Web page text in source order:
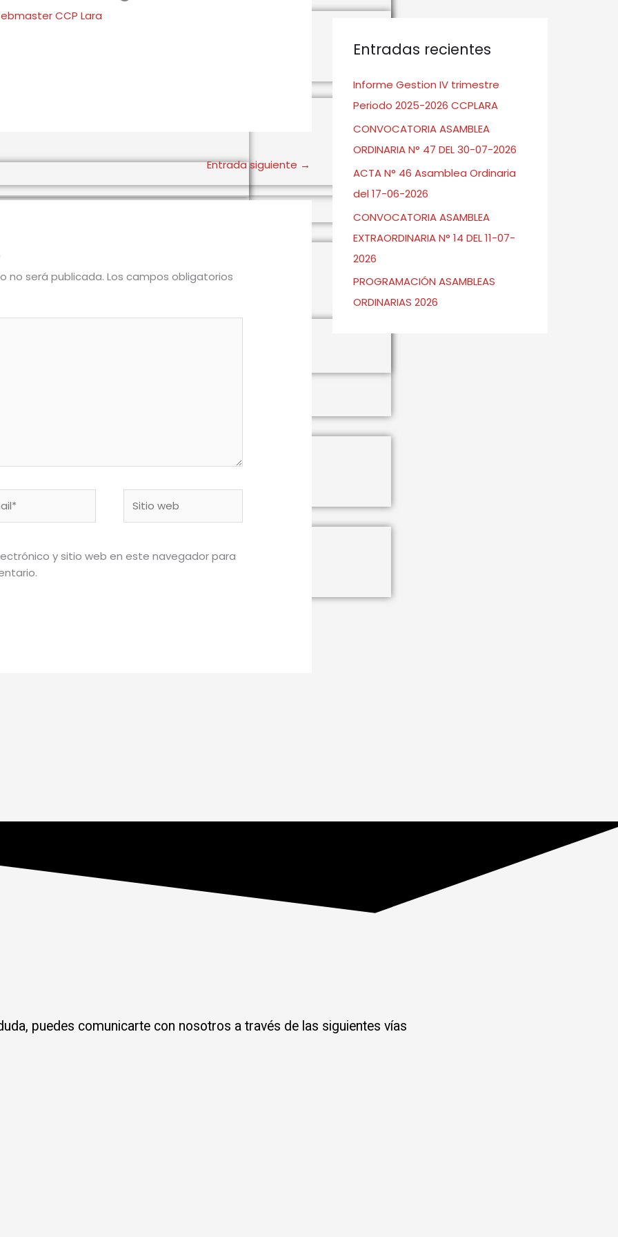
CCP Lara
Entrada siguiente →
no será publicada. Los campos obligatorios
web
y sitio web en este navegador para
a
:
Entradas recientes
Informe Gestion IV trimestre
Periodo 2025-2026 CCPLARA
CONVOCATORIA ASAMBLEA
ORDINARIA N° 47 DEL 30-07-2026
ACTA N° 46 Asamblea Ordinaria
del 17-06-2026
CONVOCATORIA ASAMBLEA
EXTRAORDINARIA N° 14 DEL 11-07-
2026
PROGRAMACIÓN ASAMBLEAS
ORDINARIAS 2026
puedes comunicarte con nosotros a través de las siguientes vías